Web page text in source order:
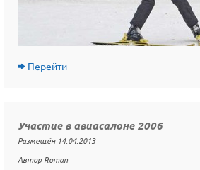
Перейти
Участие в авиасалоне 2006
Размещён 14.04.2013
Автор Roman